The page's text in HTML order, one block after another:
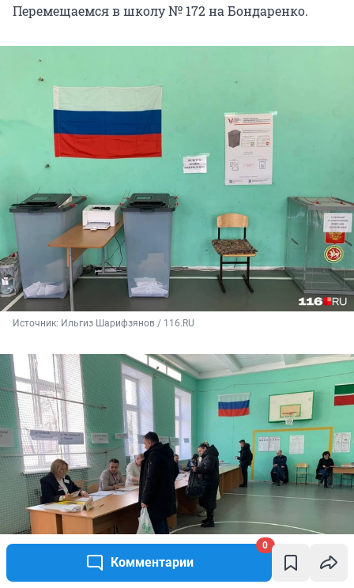
Комментарии
0
Перемещаемся в школу № 172 на Бондаренко.
Источник: Ильгиз Шарифзянов / 116.RU